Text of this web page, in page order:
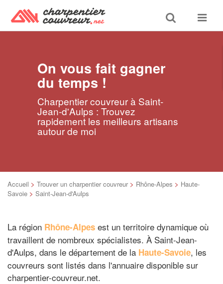
Toggle
search
Toggle
On vous fait gagner
du temps !
Charpentier couvreur à Saint-
Jean-d'Aulps : Trouvez
rapidement les meilleurs artisans
autour de moi
Accueil > Trouver un charpentier couvreur > Rhône-Alpes > Haute-
Savoie > Saint-Jean-d'Aulps
La région Rhône-Alpes est un territoire dynamique où
travaillent de nombreux spécialistes. À Saint-Jean-
d'Aulps, dans le département de la Haute-Savoie, les
couvreurs sont listés dans l'annuaire disponible sur
charpentier-couvreur.net.